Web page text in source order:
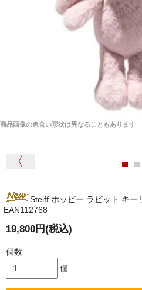
商品画像の色合い形状は異なることもあります
Steiff ホッピー ラビット キ
EAN112768
19,800円(税込)
個数
個